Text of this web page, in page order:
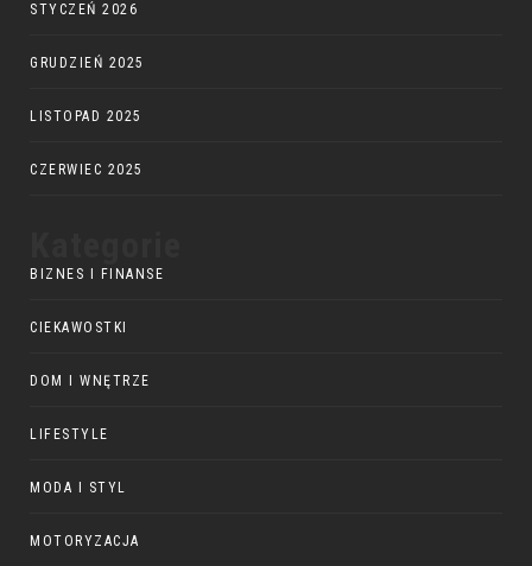
STYCZEŃ 2026
GRUDZIEŃ 2025
LISTOPAD 2025
CZERWIEC 2025
BIZNES I FINANSE
CIEKAWOSTKI
DOM I WNĘTRZE
LIFESTYLE
MODA I STYL
MOTORYZACJA